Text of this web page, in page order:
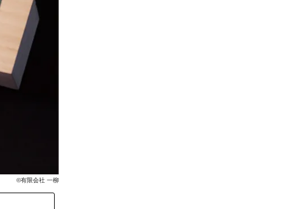
©有限会社 一柳